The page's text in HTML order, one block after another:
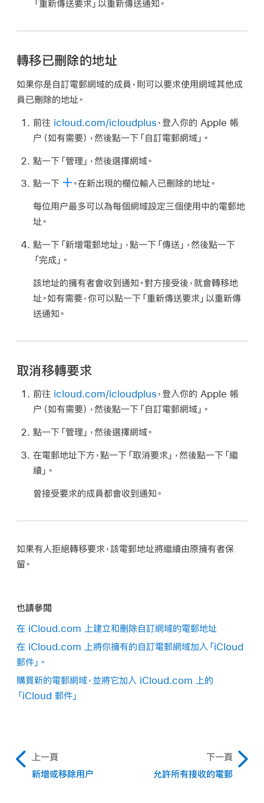
「重新傳送要求」以重新傳送通知。
轉移已刪除的地址
如果你是自訂電郵網域的成員，則可以要求使用網域其他成
員已刪除的地址。
前往 icloud.com/icloudplus ，登入你的 Apple 帳
户（如有需要），然後點一下「自訂電郵網域」。
點一下「管理」，然後選擇網域。
點一下 。在新出現的欄位輸入已刪除的地址。
每位用户最多可以為每個網域設定三個使用中的電郵地
址。
點一下「新增電郵地址」，點一下「傳送」，然後點一下
「完成」。
該地址的擁有者會收到通知。對方接受後，就會轉移地
址。如有需要，你可以點一下「重新傳送要求」以重新傳
送通知。
取消移轉要求
前往 icloud.com/icloudplus ，登入你的 Apple 帳
户（如有需要），然後點一下「自訂電郵網域」。
點一下「管理」，然後選擇網域。
在電郵地址下方，點一下「取消要求」，然後點一下「繼
續」。
曾接受要求的成員都會收到通知。
如果有人拒絕轉移要求，該電郵地址將繼續由原擁有者保
留。
也請參閲
在 iCloud.com 上建立和刪除自訂網域的電郵地址
在 iCloud.com 上將你擁有的自訂電郵網域加入「iCloud
郵件」。
購買新的電郵網域，並將它加入 iCloud.com 上的
「iCloud 郵件」
上一頁
新增或移除用户
下一頁
允許所有接收的電郵